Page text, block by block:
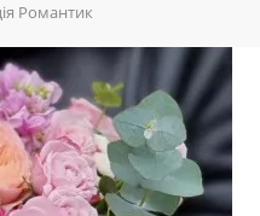
Романтик